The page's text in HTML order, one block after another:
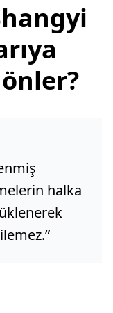
önler?
halka
”